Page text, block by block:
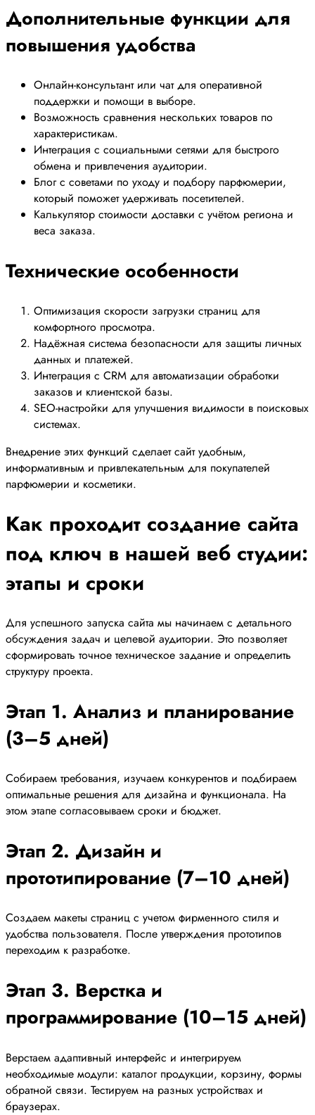
Дополнительные функции для
повышения удобства
Онлайн-консультант или чат для оперативной
поддержки и помощи в выборе.
Возможность сравнения нескольких товаров по
характеристикам.
Интеграция с социальными сетями для быстрого
обмена и привлечения аудитории.
Блог с советами по уходу и подбору парфюмерии,
который поможет удерживать посетителей.
Калькулятор стоимости доставки с учётом региона и
веса заказа.
Технические особенности
Оптимизация скорости загрузки страниц для
комфортного просмотра.
Надёжная система безопасности для защиты личных
данных и платежей.
Интеграция с CRM для автоматизации обработки
заказов и клиентской базы.
SEO-настройки для улучшения видимости в поисковых
системах.
Внедрение этих функций сделает сайт удобным,
информативным и привлекательным для покупателей
парфюмерии и косметики.
Как проходит создание сайта
под ключ в нашей веб студии:
этапы и сроки
Для успешного запуска сайта мы начинаем с детального
обсуждения задач и целевой аудитории. Это позволяет
сформировать точное техническое задание и определить
структуру проекта.
Этап 1. Анализ и планирование
(3–5 дней)
Собираем требования, изучаем конкурентов и подбираем
оптимальные решения для дизайна и функционала. На
этом этапе согласовываем сроки и бюджет.
Этап 2. Дизайн и
прототипирование (7–10 дней)
Создаем макеты страниц с учетом фирменного стиля и
удобства пользователя. После утверждения прототипов
переходим к разработке.
Этап 3. Верстка и
программирование (10–15 дней)
Верстаем адаптивный интерфейс и интегрируем
необходимые модули: каталог продукции, корзину, формы
обратной связи. Тестируем на разных устройствах и
браузерах.